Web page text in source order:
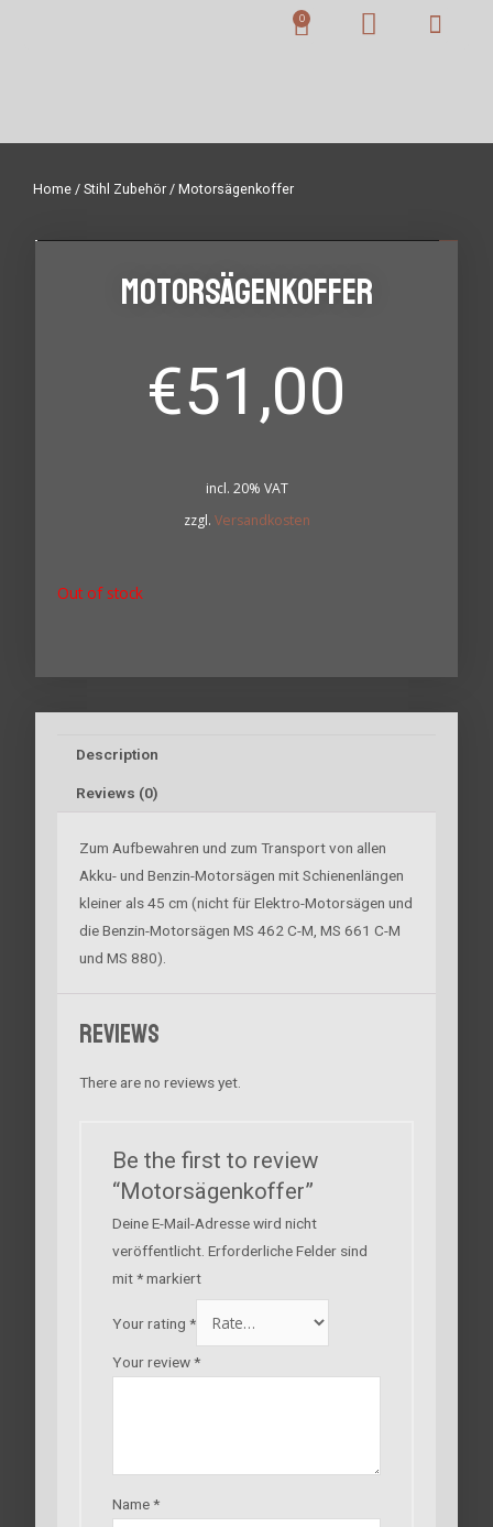
Home / Stihl Zubehör / Motorsägenkoffer
Motorsägenkoffer
€51,00
incl. 20% VAT
zzgl. Versandkosten
Out of stock
Description
Reviews (0)
Zum Aufbewahren und zum Transport von allen
Akku- und Benzin-Motorsägen mit Schienenlängen
kleiner als 45 cm (nicht für Elektro-Motorsägen und
die Benzin-Motorsägen MS 462 C-M, MS 661 C-M
und MS 880).
Reviews
There are no reviews yet.
Be the first to review
“Motorsägenkoffer”
Deine E-Mail-Adresse wird nicht
veröffentlicht. Erforderliche Felder sind
mit*markiert
Your rating *
Your review*
Name*